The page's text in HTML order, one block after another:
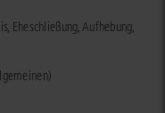
Aufhebung,